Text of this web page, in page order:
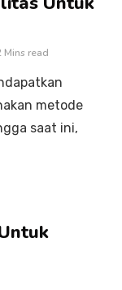
Mins read
metode
saat ini,